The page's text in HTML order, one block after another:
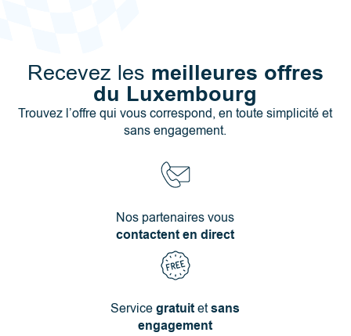
Recevez les meilleures offres
du Luxembourg
Trouvez l’offre qui vous correspond, en toute simplicité et
sans engagement.
Nos partenaires vous
contactent en direct
Servicegratuitetsans
engagement